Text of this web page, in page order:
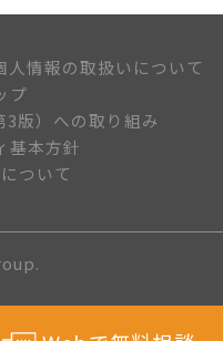
人情報の取扱いについて
プ
版）への取り組み
基本方針
ついて